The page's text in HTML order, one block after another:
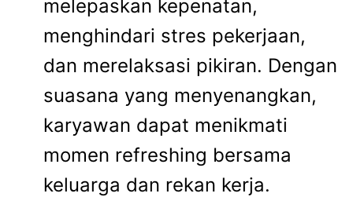
melepaskan kepenatan,
menghindari stres pekerjaan,
dan merelaksasi pikiran. Dengan
suasana yang menyenangkan,
karyawan dapat menikmati
momen refreshing bersama
keluarga dan rekan kerja.